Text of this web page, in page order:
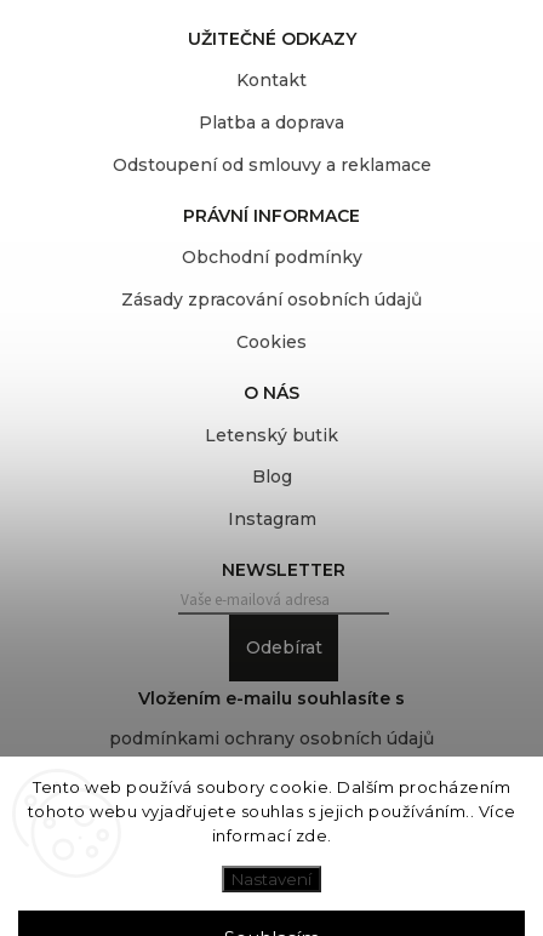
Tento web používá soubory cookie. Dalším procházením
tohoto webu vyjadřujete souhlas s jejich používáním.. Více
informací zde
Nastavení
UŽITEČNÉ ODKAZY
Kontakt
Platba a doprava
Odstoupení od smlouvy a reklamace
PRÁVNÍ INFORMACE
Obchodní podmínky
Zásady zpracování osobních údajů
Cookies
O NÁS
Letenský butik
Blog
Instagram
NEWSLETTER
Odebírat
Vložením e-mailu souhlasíte s
podmínkami ochrany osobních údajů
COVEROVER
Upravit nastavení cookies